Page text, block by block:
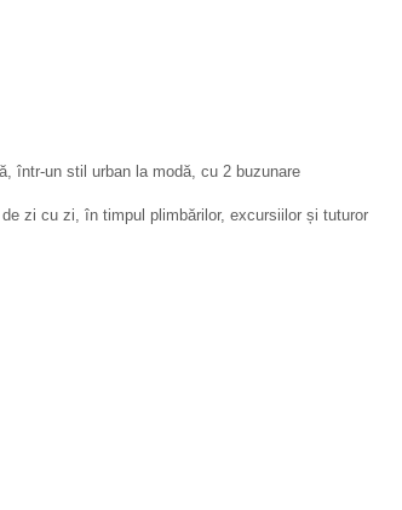
într-un stil urban la modă, cu 2 buzunare
zi cu zi, în timpul plimbărilor, excursiilor și tuturor